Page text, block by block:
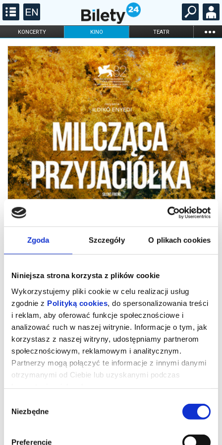
Zgoda Szczegóły O plikach cookies
Niniejsza strona korzysta z plików cookie
Wykorzystujemy pliki cookie w celu realizacji usług
zgodnie z Polityką cookies , do spersonalizowania treści
i reklam, aby oferować funkcje społecznościowe i
analizować ruch w naszej witrynie. Informacje o tym, jak
korzystasz z naszej witryny, udostępniamy partnerom
społecznościowym, reklamowym i analitycznym.
Partnerzy mogą połączyć te informacje z innymi danymi
otrzymanymi od Ciebie lub uzyskanymi podczas
zgody
Niezbędne
Preferencje
KONCERTY KINO TEATR ...
FILHARMONIA OPERA I BALET
STAND-UP
DLA DZIECI
ONLINE KARNETY
Milcząca przyjaciółka
miłorząb japoński (gingko biloba), który na przestrzeni wieku staje
się niemym świadkiem i uczestnikiem historii trojga nieznajomych.
Zdeterminowana dziewczyna walczy o miejsce na wydziale
uprzedzeniami zdominowanego przez mężczyzn świata nauki.
Samotny student, który nigdy nie zwracał uwagi na rośliny, w jego